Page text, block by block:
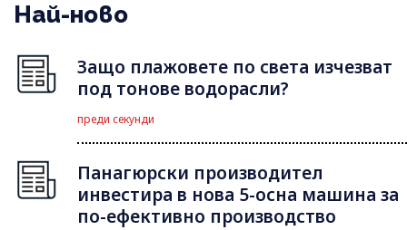
Най-ново
Защо плажовете по света изчезват
под тонове водорасли?
преди секунди
Панагюрски производител
инвестира в нова 5-осна машина за
по-ефективно производство